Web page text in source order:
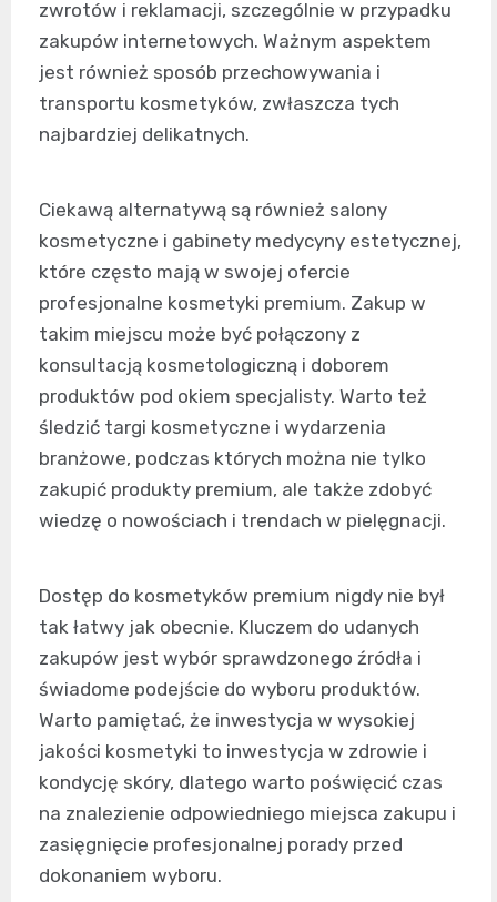
zwrotów i reklamacji, szczególnie w przypadku
zakupów internetowych. Ważnym aspektem
jest również sposób przechowywania i
transportu kosmetyków, zwłaszcza tych
najbardziej delikatnych.
Ciekawą alternatywą są również salony
kosmetyczne i gabinety medycyny estetycznej,
które często mają w swojej ofercie
profesjonalne kosmetyki premium. Zakup w
takim miejscu może być połączony z
konsultacją kosmetologiczną i doborem
produktów pod okiem specjalisty. Warto też
śledzić targi kosmetyczne i wydarzenia
branżowe, podczas których można nie tylko
zakupić produkty premium, ale także zdobyć
wiedzę o nowościach i trendach w pielęgnacji.
Dostęp do kosmetyków premium nigdy nie był
tak łatwy jak obecnie. Kluczem do udanych
zakupów jest wybór sprawdzonego źródła i
świadome podejście do wyboru produktów.
Warto pamiętać, że inwestycja w wysokiej
jakości kosmetyki to inwestycja w zdrowie i
kondycję skóry, dlatego warto poświęcić czas
na znalezienie odpowiedniego miejsca zakupu i
zasięgnięcie profesjonalnej porady przed
dokonaniem wyboru.